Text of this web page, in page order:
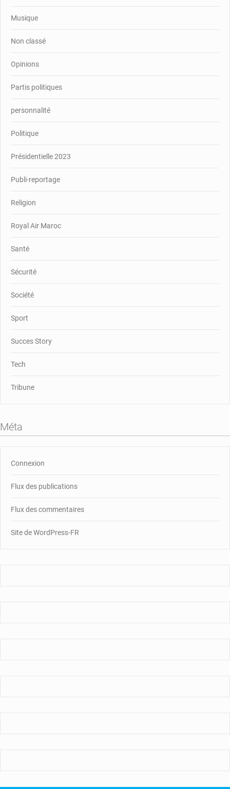
Musique
Non classé
Opinions
Partis politiques
personnalité
Politique
Présidentielle 2023
Publi-reportage
Religion
Royal Air Maroc
Santé
Sécurité
Société
Sport
Succes Story
Tech
Tribune
Méta
Connexion
Flux des publications
Flux des commentaires
Site de WordPress-FR